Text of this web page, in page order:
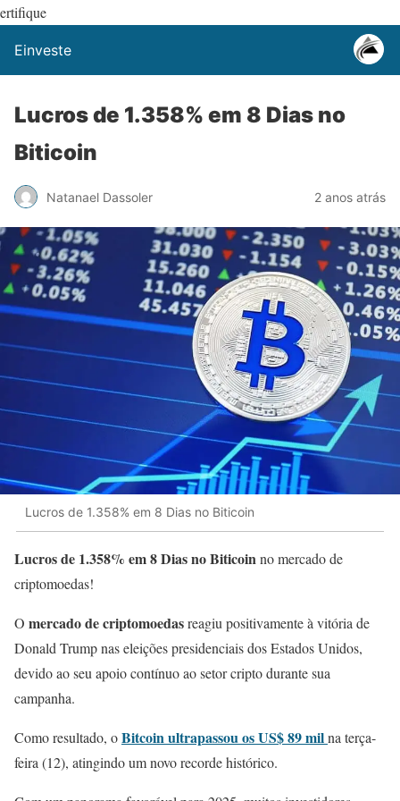
ertifique
Einveste
Lucros de 1.358% em 8 Dias no
Biticoin
Natanael Dassoler 2 anos atrás
Lucros de 1.358% em 8 Dias no Biticoin
Lucros de 1.358% em 8 Dias no Biticoin no mercado de
criptomoedas!
O mercado de criptomoedasreagiu positivamente à vitória de
Donald Trump nas eleições presidenciais dos Estados Unidos,
devido ao seu apoio contínuo ao setor cripto durante sua
campanha.
Como resultado, oBitcoin ultrapassou os US$ 89 milna terça-
feira (12), atingindo um novo recorde histórico.